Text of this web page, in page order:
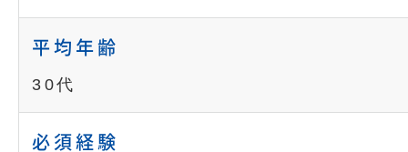
平均年齢
30代
必須経験